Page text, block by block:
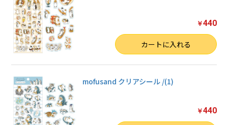
￥440
カートに入れる
mofusand クリアシール /(1)
￥440